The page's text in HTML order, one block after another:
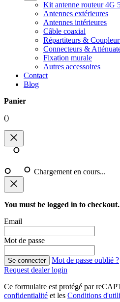
Kit antenne routeur 4G
Antennes extérieures
Antennes intérieures
Câble coaxial
Répartiteurs &
Connecteurs &
Fixation murale
Autres accessoires
Contact
Blog
Panier
()
Chargement en cours...
You must be logged in to checkout.
Email
Mot de passe
Se connecter
Mot de passe oublié ?
Request dealer login
Ce formulaire est protégé par
confidentialité et les Conditions